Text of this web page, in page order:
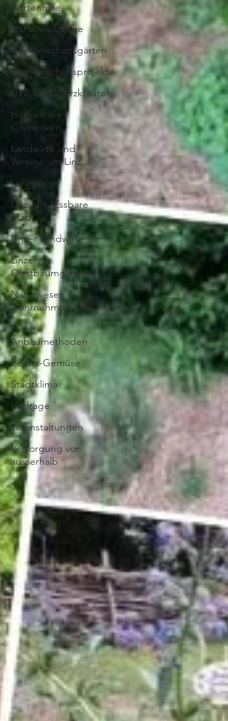
Gartenhilfe
Gartennützlinge
Gemeinschaftsgärten
Gemeinschaftsprojekte
Heil- und Würzkräuter
Hecken die
schmecken
Landwirte und
Vereine um Linz
Lehrgänge
Linz, die 'Essbare
Stadt'
Linzer Landwirte
Linzer
Obstbaumgärten
Naturwesen &
Wahrnehmung
Neue
Anbaumethoden
Perma-Gemüse
Stadtklima
Umfrage
Veranstaltungen
Versorgung von
ausserhalb